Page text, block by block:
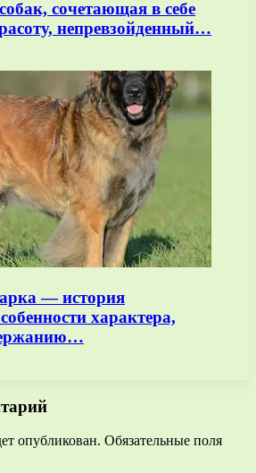
сочетающая в себе
непревзойденный…
— история
характера,
опубликован. Обязательные поля